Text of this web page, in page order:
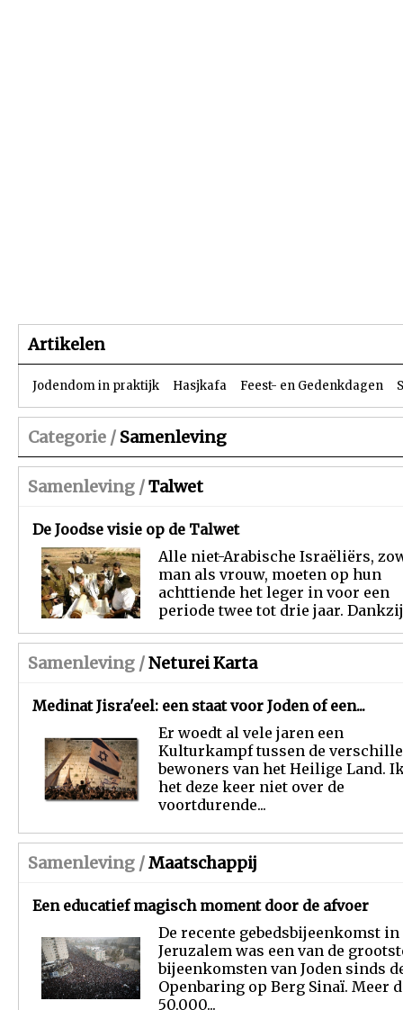
Artikelen
Jodendom in praktijk Hasjkafa Feest- en Gedenkdagen
Categorie / Samenleving
Samenleving /Talwet
De Joodse visie op de Talwet
Alle niet-Arabische Israëliërs,
man als vrouw, moeten op hun
achttiende het leger in voor een
periode twee tot drie jaar.
Samenleving /Neturei Karta
Medinat Jisra'eel: een staat voor Joden of een...
Er woedt al vele jaren een
Kulturkampf tussen de
bewoners van het Heilige Land.
het deze keer niet over de
voortdurende...
Samenleving /Maatschappij
Een educatief magisch moment door de afvoer
De recente gebedsbijeenkomst in
Jeruzalem was een van de
bijeenkomsten van Joden sinds
Openbaring op Berg Sinaï. Meer
50.000...